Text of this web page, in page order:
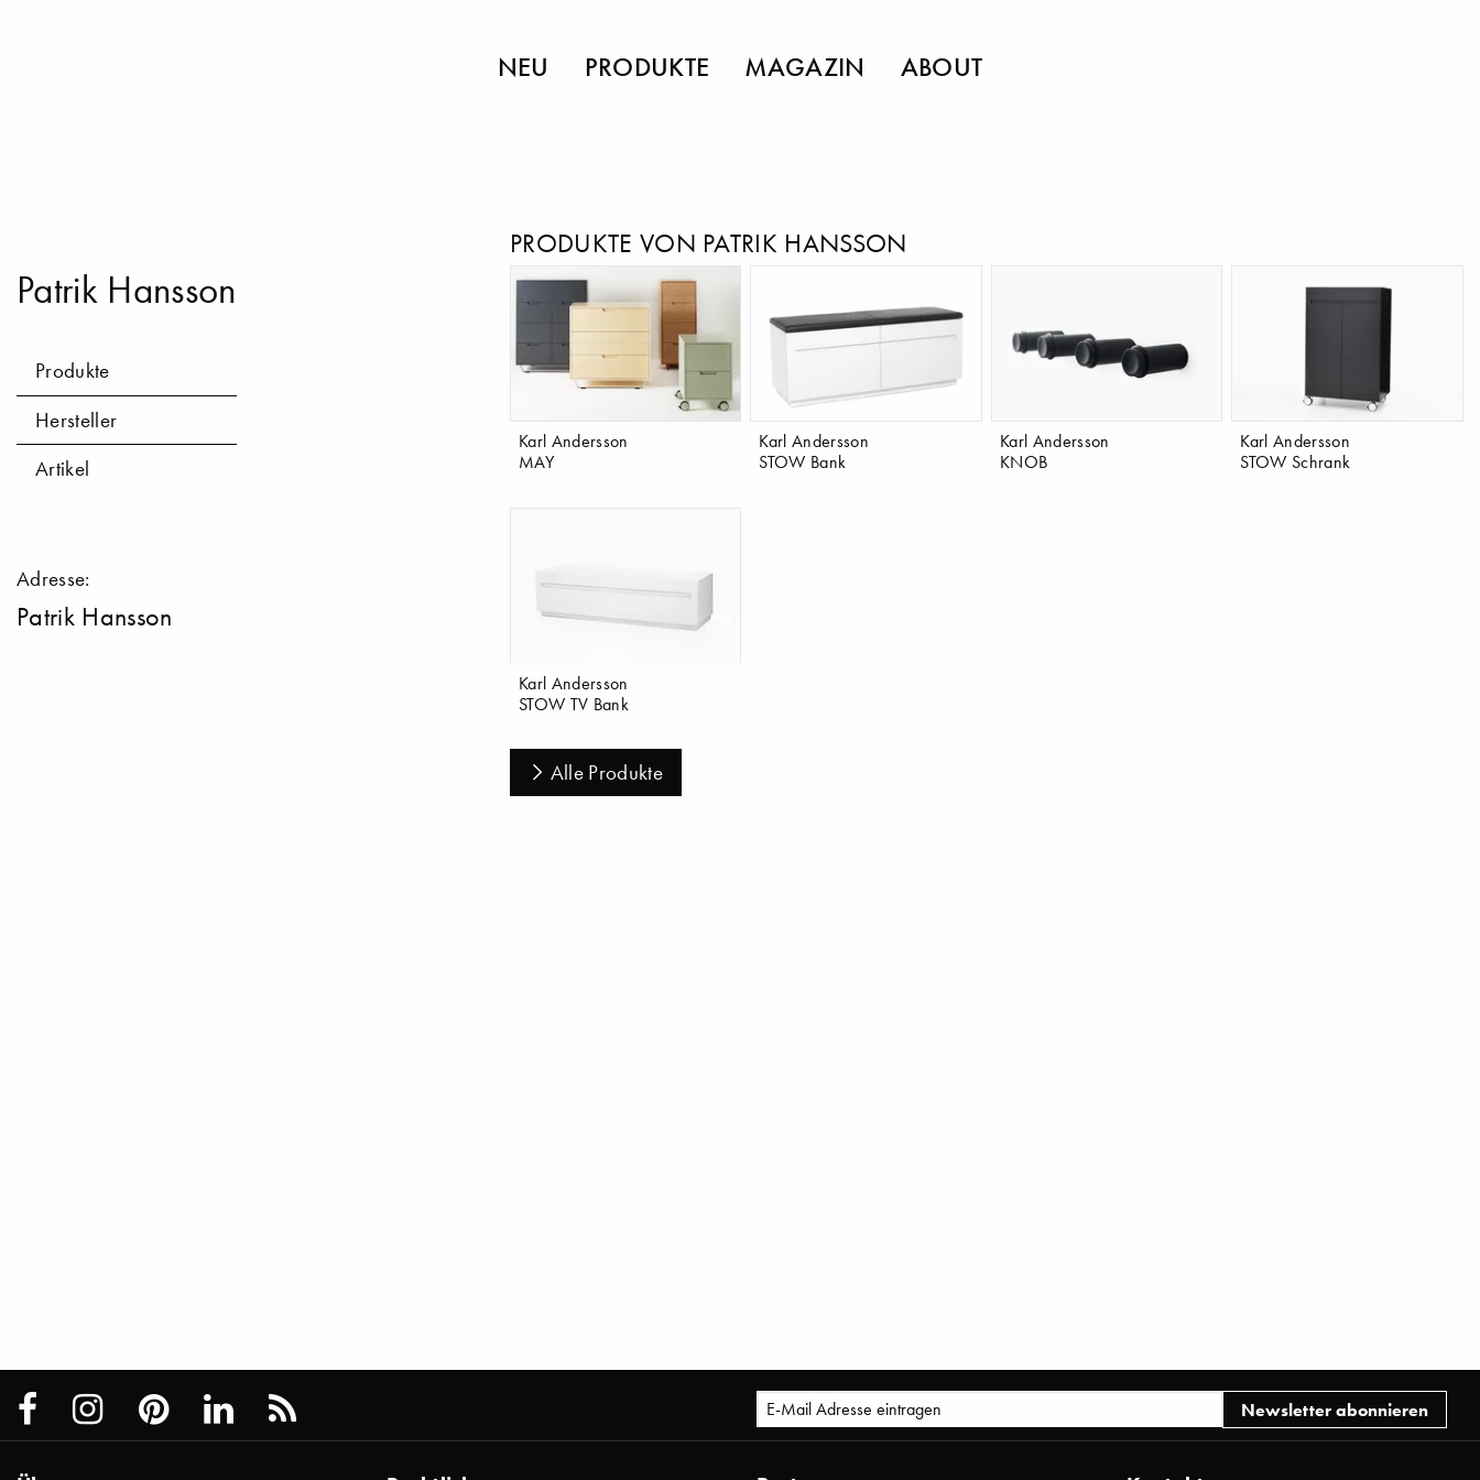
NEU PRODUKTE MAGAZIN ABOUT
Patrik Hansson
Produkte
Hersteller
Artikel
Adresse:
Patrik Hansson
PRODUKTE VON PATRIK HANSSON
Karl Andersson
MAY
Karl Andersson
STOW Bank
Karl Andersson
KNOB
Karl Andersson
STOW Schrank
Karl Andersson
STOW TV Bank
Alle Produkte